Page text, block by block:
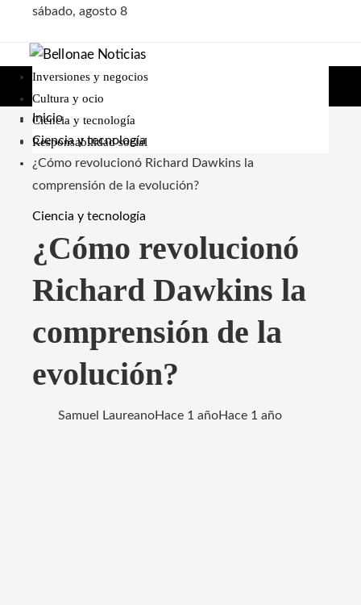
sábado, agosto 8
Inversiones y negocios
Cultura y ocio
Ciencia y tecnología
Responsabilidad social
Inicio
Ciencia y tecnología
¿Cómo revolucionó Richard Dawkins la
comprensión de la evolución?
Ciencia y tecnología
¿Cómo revolucionó
Richard Dawkins la
comprensión de la
evolución?
Samuel LaureanoHace 1 añoHace 1 año